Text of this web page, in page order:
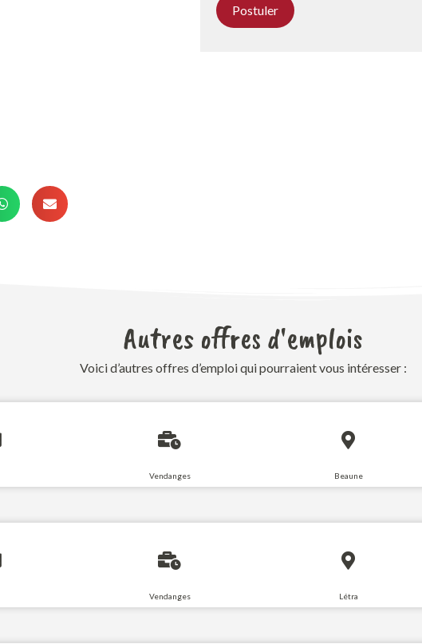
Autres offres d'emplois
Voici d’autres offres d’emploi qui pourraient vous intéresser :
Vendanges Beaune
Vendanges Létra